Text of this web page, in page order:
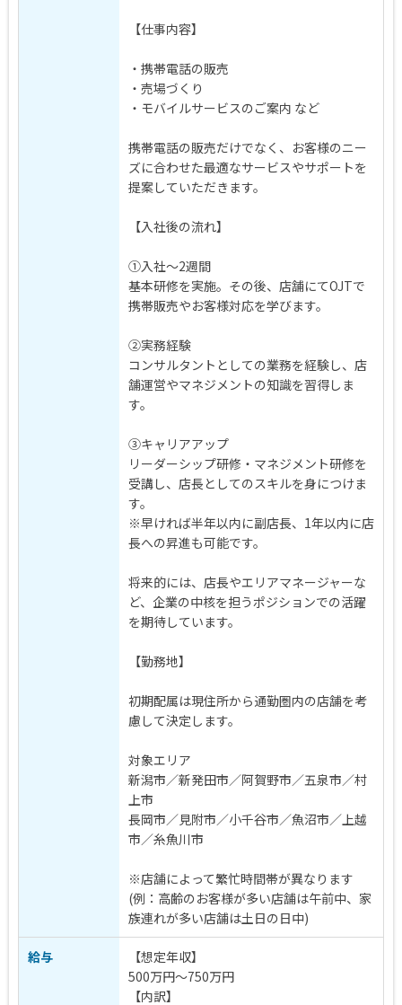
【仕事内容】
・携帯電話の販売
・売場づくり
・モバイルサービスのご案内 など
携帯電話の販売だけでなく、お客様のニー
ズに合わせた最適なサービスやサポートを
提案していただきます。
【入社後の流れ】
①入社～2週間
基本研修を実施。その後、店舗にてOJTで
携帯販売やお客様対応を学びます。
②実務経験
コンサルタントとしての業務を経験し、店
舗運営やマネジメントの知識を習得しま
す。
③キャリアアップ
リーダーシップ研修・マネジメント研修を
受講し、店長としてのスキルを身につけま
す。
※早ければ半年以内に副店長、1年以内に店
長への昇進も可能です。
将来的には、店長やエリアマネージャーな
ど、企業の中核を担うポジションでの活躍
を期待しています。
【勤務地】
初期配属は現住所から通勤圏内の店舗を考
慮して決定します。
対象エリア
新潟市／新発田市／阿賀野市／五泉市／村
上市
長岡市／見附市／小千谷市／魚沼市／上越
市／糸魚川市
※店舗によって繁忙時間帯が異なります
(例：高齢のお客様が多い店舗は午前中、家
族連れが多い店舗は土日の日中)
給与
【想定年収】
500万円～750万円
【内訳】